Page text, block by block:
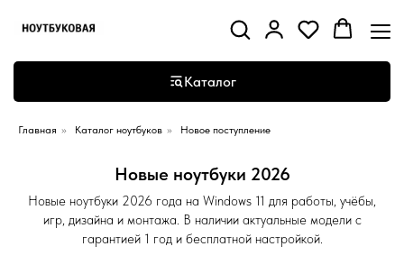
Каталог
Главная » Каталог ноутбуков » Новое поступление
Новые ноутбуки 2026
Новые ноутбуки 2026 года на Windows 11 для работы, учёбы,
игр, дизайна и монтажа. В наличии актуальные модели с
гарантией 1 год и бесплатной настройкой.